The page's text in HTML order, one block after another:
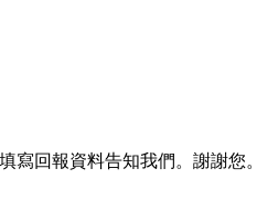
寫回報資料告知我們。謝謝您